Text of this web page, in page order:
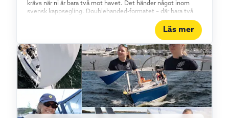
krävs när ni är bara två mot havet. Det händer något inom
svensk kappsegling. Doublehanded-formatet – där bara två
personer bemannar båten – har vuxit stadigt under det
senaste och ett halvt decenniet, och intresset visar inga
tecken på att mattas av. Vi tog en tur med proffsseglaren
Christian Harding, som i år seglar Gotland Runt tillsammans
med äventyraren Aron Andersson ombord på vår Elan 310
Groundbreaker. Vad det egentligen är som lockar med att
segla kortbemannat – och vad som krävs för att göra det bra.
Konstant i rörelse För Christian Harding handlar tjusningen
om tempot. I en båt med full besättning kan långa perioder gå
utan att varje enskild besättningsmedlem behöver göra
något. Doublehanded är raka motsatsen. – Det är aldrig någon
vila – det är det som är så kul, säger han. Det innebär förstås
Läs mer